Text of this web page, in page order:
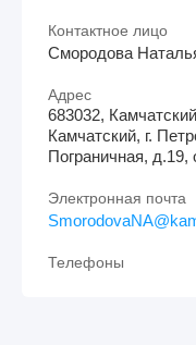
Контактное лицо
Смородова
Адрес
683032,
Камчатский, г.
Пограничная, д.19,
Электронная почта
Телефоны